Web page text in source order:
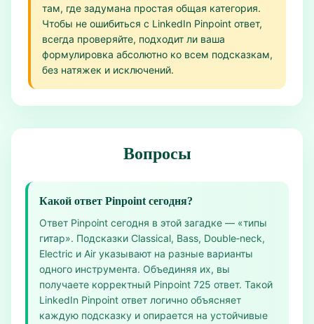
там, где задумана простая общая категория.
Чтобы не ошибиться с LinkedIn Pinpoint ответ,
всегда проверяйте, подходит ли ваша
формулировка абсолютно ко всем подсказкам,
без натяжек и исключений.
Вопросы
Какой ответ Pinpoint сегодня?
Ответ Pinpoint сегодня в этой загадке — «типы
гитар». Подсказки Classical, Bass, Double‑neck,
Electric и Air указывают на разные варианты
одного инструмента. Объединяя их, вы
получаете корректный Pinpoint 725 ответ. Такой
LinkedIn Pinpoint ответ логично объясняет
каждую подсказку и опирается на устойчивые